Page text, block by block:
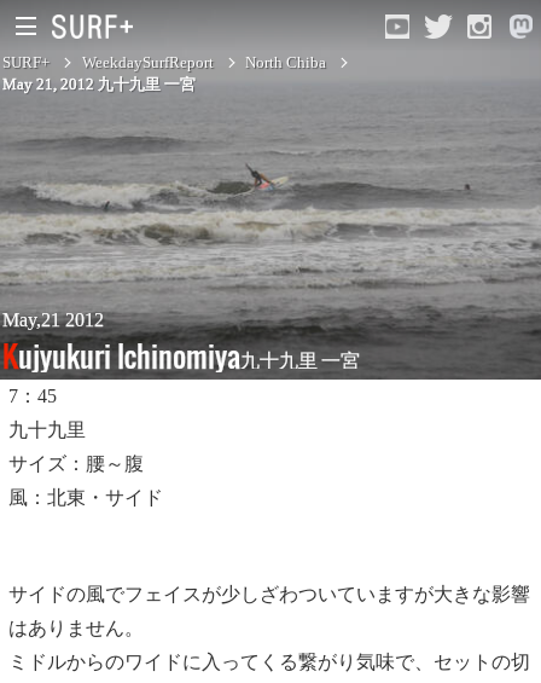
South Ibaraki
North Chiba
South Chiba
Unusually
Video Logs
Monthly Archive
SURF+ WeekdaySurfReport
North Chiba
May 21, 2012 九十九里 一宮
May,21 2012
Kujyukuri Ichinomiya九十九里 一宮
7：45
九十九里
サイズ：腰～腹
風：北東・サイド
サイドの風でフェイスが少しざわついていますが大きな影響
はありません。
ミドルからのワイドに入ってくる繋がり気味で、セットの切